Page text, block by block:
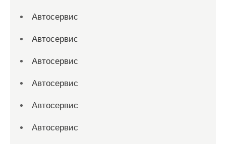
Автосервис
Автосервис
Автосервис
Автосервис
Автосервис
Автосервис